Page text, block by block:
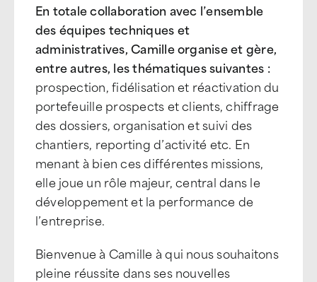
En totale collaboration avec l’ensemble
des équipes techniques et
administratives, Camille organise et gère,
entre autres, les thématiques suivantes :
prospection, fidélisation et réactivation du
portefeuille prospects et clients, chiffrage
des dossiers, organisation et suivi des
chantiers, reporting d’activité etc. En
menant à bien ces différentes missions,
elle joue un rôle majeur, central dans le
développement et la performance de
l’entreprise.
Bienvenue à Camille à qui nous souhaitons
pleine réussite dans ses nouvelles